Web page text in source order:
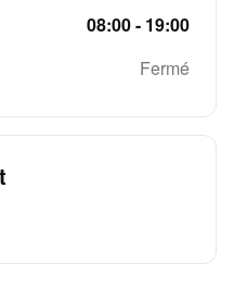
08:00 - 19:00
Fermé